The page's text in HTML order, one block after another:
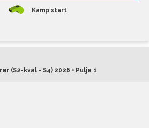
Kamp start
(S2-kval - S4) 2026 • Pulje 1